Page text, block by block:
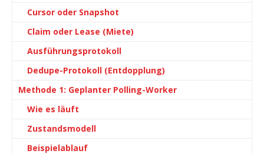
Cursor oder Snapshot
Claim oder Lease (Miete)
Ausführungsprotokoll
Dedupe-Protokoll (Entdopplung)
Methode 1: Geplanter Polling-Worker
Wie es läuft
Zustandsmodell
Beispielablauf